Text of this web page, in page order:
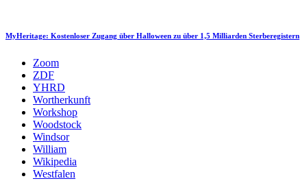
MyHeritage: Kostenloser Zugang über Halloween zu über 1,5 Milliarden Sterberegistern
Zoom
ZDF
YHRD
Wortherkunft
Workshop
Woodstock
Windsor
William
Wikipedia
Westfalen